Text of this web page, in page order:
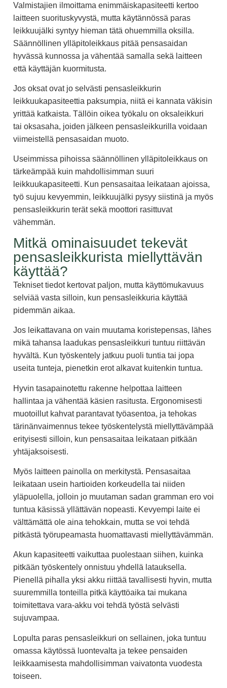
Valmistajien ilmoittama enimmäiskapasiteetti kertoo
laitteen suorituskyvystä, mutta käytännössä paras
leikkuujälki syntyy hieman tätä ohuemmilla oksilla.
Säännöllinen ylläpitoleikkaus pitää pensasaidan
hyvässä kunnossa ja vähentää samalla sekä laitteen
että käyttäjän kuormitusta.
Jos oksat ovat jo selvästi pensasleikkurin
leikkuukapasiteettia paksumpia, niitä ei kannata väkisin
yrittää katkaista. Tällöin oikea työkalu on oksaleikkuri
tai oksasaha, joiden jälkeen pensasleikkurilla voidaan
viimeistellä pensasaidan muoto.
Useimmissa pihoissa säännöllinen ylläpitoleikkaus on
tärkeämpää kuin mahdollisimman suuri
leikkuukapasiteetti. Kun pensasaitaa leikataan ajoissa,
työ sujuu kevyemmin, leikkuujälki pysyy siistinä ja myös
pensasleikkurin terät sekä moottori rasittuvat
vähemmän.
Mitkä ominaisuudet tekevät
pensasleikkurista miellyttävän
käyttää?
Tekniset tiedot kertovat paljon, mutta käyttömukavuus
selviää vasta silloin, kun pensasleikkuria käyttää
pidemmän aikaa.
Jos leikattavana on vain muutama koristepensas, lähes
mikä tahansa laadukas pensasleikkuri tuntuu riittävän
hyvältä. Kun työskentely jatkuu puoli tuntia tai jopa
useita tunteja, pienetkin erot alkavat kuitenkin tuntua.
Hyvin tasapainotettu rakenne helpottaa laitteen
hallintaa ja vähentää käsien rasitusta. Ergonomisesti
muotoillut kahvat parantavat työasentoa, ja tehokas
tärinänvaimennus tekee työskentelystä miellyttävämpää
erityisesti silloin, kun pensasaitaa leikataan pitkään
yhtäjaksoisesti.
Myös laitteen painolla on merkitystä. Pensasaitaa
leikataan usein hartioiden korkeudella tai niiden
yläpuolella, jolloin jo muutaman sadan gramman ero voi
tuntua käsissä yllättävän nopeasti. Kevyempi laite ei
välttämättä ole aina tehokkain, mutta se voi tehdä
pitkästä työrupeamasta huomattavasti miellyttävämmän.
Akun kapasiteetti vaikuttaa puolestaan siihen, kuinka
pitkään työskentely onnistuu yhdellä latauksella.
Pienellä pihalla yksi akku riittää tavallisesti hyvin, mutta
suuremmilla tonteilla pitkä käyttöaika tai mukana
toimitettava vara-akku voi tehdä työstä selvästi
sujuvampaa.
Lopulta paras pensasleikkuri on sellainen, joka tuntuu
omassa käytössä luontevalta ja tekee pensaiden
leikkaamisesta mahdollisimman vaivatonta vuodesta
toiseen.